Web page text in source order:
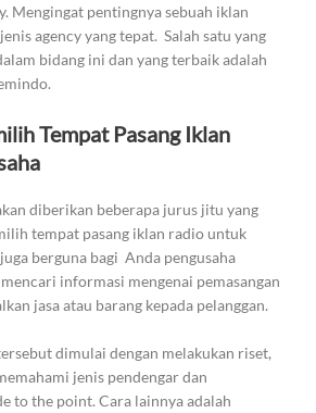
Mengingat pentingnya sebuah iklan
agency yang tepat. Salah satu yang
bidang ini dan yang terbaik adalah
Tempat Pasang Iklan
diberikan beberapa jurus jitu yang
tempat pasang iklan radio untuk
berguna bagi Anda pengusaha
informasi mengenai pemasangan
jasa atau barang kepada pelanggan.
dimulai dengan melakukan riset,
jenis pendengar dan
to the point. Cara lainnya adalah